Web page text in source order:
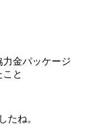
たね。